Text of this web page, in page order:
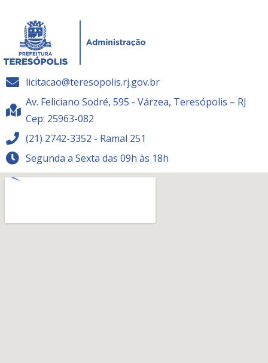
licitacao@teresopolis.rj.gov.br
Av. Feliciano Sodré, 595 - Várzea, Teresópolis – RJ
Cep: 25963-082
(21) 2742-3352 - Ramal 251
Segunda a Sexta das 09h às 18h